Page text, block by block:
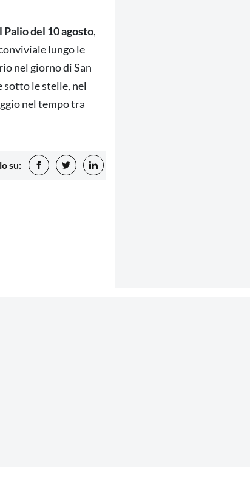
del 10 agosto,
lungo le
nel giorno di San
sotto le stelle, nel
nel tempo tra
su: